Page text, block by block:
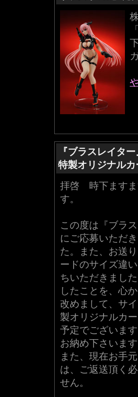
『ブラスレイタ
特製オリジナル
拝啓 時下ますま
す。
この度は『ブラ
にご応募いただ
た。また、お送
ードのサイズ違
ちいただきまし
したことを、心
改めまして、サ
製オリジナルカ
予定でございま
お納め下さいま
また、現在お手
は、ご返送頂く
せん。